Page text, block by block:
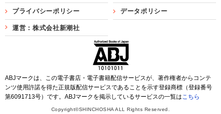
プライバシーポリシー データポリシー
運営：株式会社新潮社
ABJマークは、この電子書店・電子書籍配信サービスが、著作権者からコンテ
ンツ使用許諾を得た正規版配信サービスであることを示す登録商標（登録番号
第6091713号）です。ABJマークを掲示しているサービスの一覧はこちら
Copyright©SHINCHOSHA ALL Rights Reserved.